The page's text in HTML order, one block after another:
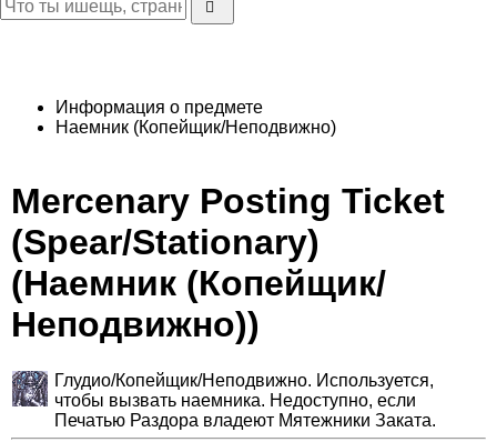
Информация о предмете
Наемник (Копейщик/Неподвижно)
Mercenary Posting Ticket
(Spear/Stationary)
(Наемник (Копейщик/
Неподвижно))
Глудио/Копейщик/Неподвижно. Используется,
чтобы вызвать наемника. Недоступно, если
Печатью Раздора владеют Мятежники Заката.